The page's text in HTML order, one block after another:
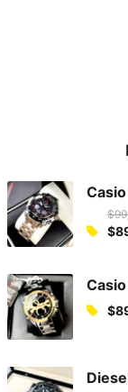
$
O
i
i
l
$
r
r
t
$